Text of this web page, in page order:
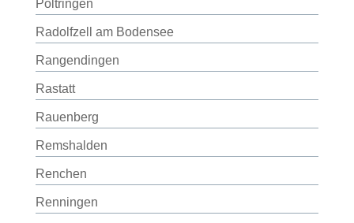
Poltringen
Radolfzell am Bodensee
Rangendingen
Rastatt
Rauenberg
Remshalden
Renchen
Renningen